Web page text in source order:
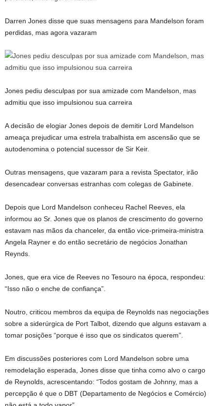
Darren Jones disse que suas mensagens para Mandelson foram
perdidas, mas agora vazaram
Jones pediu desculpas por sua amizade com Mandelson, mas
admitiu que isso impulsionou sua carreira
A decisão de elogiar Jones depois de demitir Lord Mandelson
ameaça prejudicar uma estrela trabalhista em ascensão que se
autodenomina o potencial sucessor de Sir Keir.
Outras mensagens, que vazaram para a revista Spectator, irão
desencadear conversas estranhas com colegas de Gabinete.
Depois que Lord Mandelson conheceu Rachel Reeves, ela
informou ao Sr. Jones que os planos de crescimento do governo
estavam nas mãos da chanceler, da então vice-primeira-ministra
Angela Rayner e do então secretário de negócios Jonathan
Reynds.
Jones, que era vice de Reeves no Tesouro na época, respondeu:
“Isso não o enche de confiança”.
Noutro, criticou membros da equipa de Reynolds nas negociações
sobre a siderúrgica de Port Talbot, dizendo que alguns estavam a
tomar posições “porque é isso que os sindicatos querem”.
Em discussões posteriores com Lord Mandelson sobre uma
remodelação esperada, Jones disse que tinha como alvo o cargo
de Reynolds, acrescentando: “Todos gostam de Johnny, mas a
percepção é que o DBT (Departamento de Negócios e Comércio)